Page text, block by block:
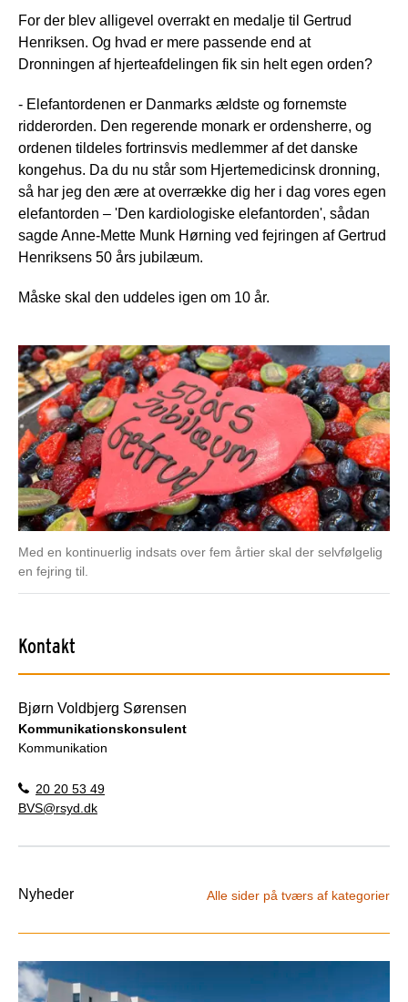
For der blev alligevel overrakt en medalje til Gertrud
Henriksen. Og hvad er mere passende end at
Dronningen af hjerteafdelingen fik sin helt egen orden?
- Elefantordenen er Danmarks ældste og fornemste
ridderorden. Den regerende monark er ordensherre, og
ordenen tildeles fortrinsvis medlemmer af det danske
kongehus. Da du nu står som Hjertemedicinsk dronning,
så har jeg den ære at overrække dig her i dag vores egen
elefantorden – 'Den kardiologiske elefantorden', sådan
sagde Anne-Mette Munk Hørning ved fejringen af Gertrud
Henriksens 50 års jubilæum.
Måske skal den uddeles igen om 10 år.
Med en kontinuerlig indsats over fem årtier skal der selvfølgelig
en fejring til.
Kontakt
Bjørn Voldbjerg Sørensen
Kommunikationskonsulent
Kommunikation
20 20 53 49
BVS@rsyd.dk
Nyheder Alle sider på tværs af kategorier